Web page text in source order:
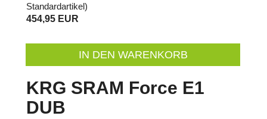
Standardartikel)
454,95 EUR
IN DEN WARENKORB
KRG SRAM Force E1
DUB